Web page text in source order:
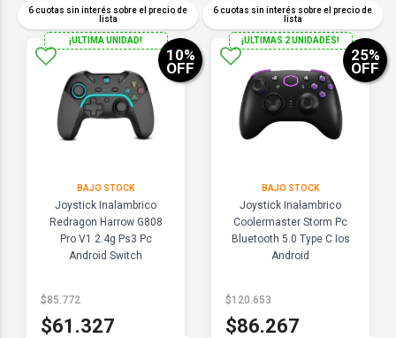
6 cuotas sin interés sobre el precio de
lista
6 cuotas sin interés sobre el precio de
lista
¡ULTIMA UNIDAD!
BAJO STOCK
Joystick Inalambrico
Redragon Harrow G808
Pro V1 2.4g Ps3 Pc
Android Switch
10%
OFF
$85.772
$61.327
¡ULTIMAS 2 UNIDADES!
BAJO STOCK
Joystick Inalambrico
Coolermaster Storm Pc
Bluetooth 5.0 Type C Ios
Android
25%
OFF
$120.653
$86.267